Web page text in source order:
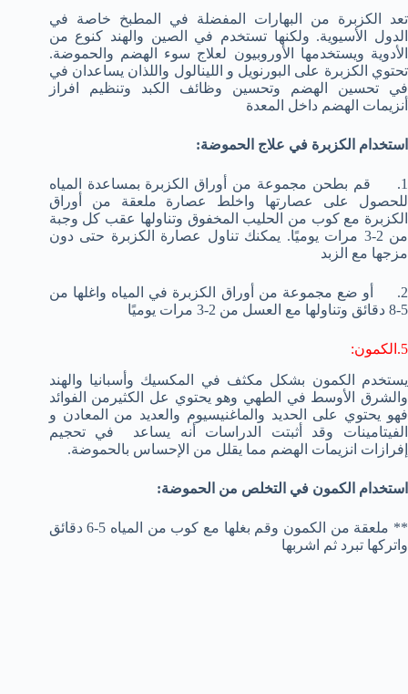
تعد الكزبرة من البهارات المفضلة في المطبخ خاصة في
الدول الأسيوية. ولكنها تستخدم في الصين والهند كنوع من
الأدوية ويستخدمها الأوروبيون لعلاج سوء الهضم والحموضة.
تحتوي الكزبرة على البورنويل و اللينالول واللذان يساعدان في
في تحسين الهضم وتحسين وظائف الكبد وتنظيم افراز
أنزيمات الهضم داخل المعدة
استخدام الكزبرة في علاج الحموضة:
1. قم بطحن مجموعة من أوراق الكزبرة بمساعدة المياه
للحصول على عصارتها واخلط عصارة ملعقة من أوراق
الكزبرة مع كوب من الحليب المخفوق وتناولها عقب كل وجبة
من 2-3 مرات يوميًا. يمكنك تناول عصارة الكزبرة حتى دون
مزجها مع الزبد
2. أو ضع مجموعة من أوراق الكزبرة في المياه واغلها من
5-8 دقائق وتناولها مع العسل من 2-3 مرات يوميًا
5.الكمون:
يستخدم الكمون بشكل مكثف في المكسيك وأسبانيا والهند
والشرق الأوسط في الطهي وهو يحتوي عل الكثيرمن الفوائد
فهو يحتوي على الحديد والماغنيسيوم والعديد من المعادن و
الفيتامينات وقد أثبتت الدراسات أنه يساعد في تحجيم
إفرازات انزيمات الهضم مما يقلل من الإحساس بالحموضة.
استخدام الكمون في التخلص من الحموضة:
** ملعقة من الكمون وقم بغلها مع كوب من المياه 5-6 دقائق
واتركها تبرد ثم اشربها